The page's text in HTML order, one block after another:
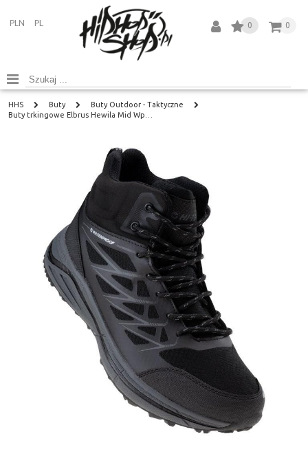
PLN PL 0
0
HHS Buty
Buty Outdoor - Taktyczne
Buty trkingowe Elbrus Hewila Mid Wp…